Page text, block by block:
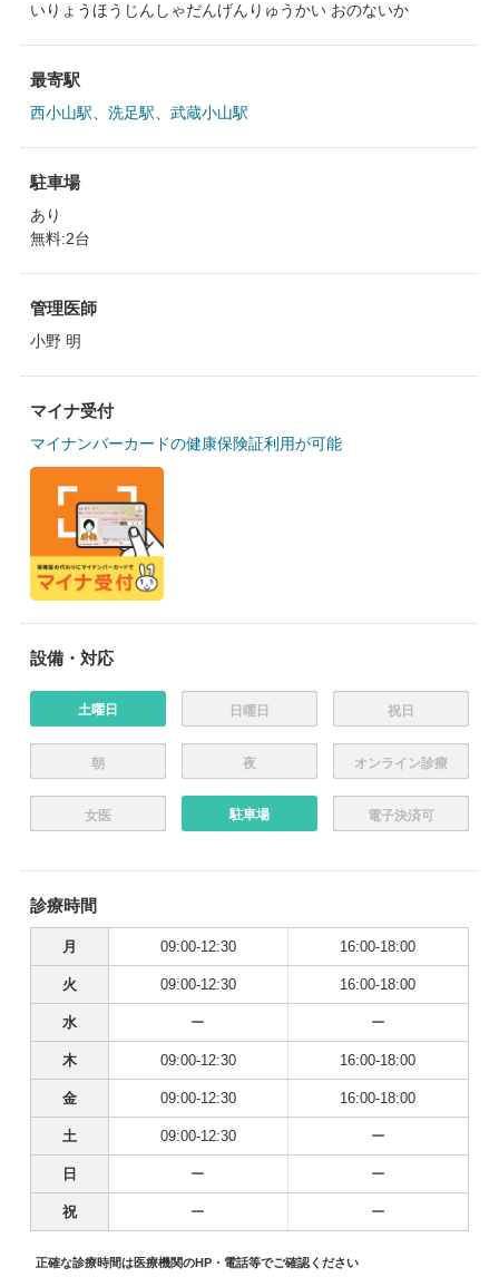
いりょうほうじんしゃだんげんりゅうかい おのないか
最寄駅
西小山駅 洗足駅 武蔵小山駅
駐車場
あり
無料:2台
管理医師
小野 明
マイナ受付
マイナンバーカードの健康保険証利用が可能
設備・対応
土曜日 日曜日 祝日
朝 夜 オンライン診療
女医 駐車場 電子決済可
診療時間
月 09:00-12:30 16:00-18:00
火 09:00-12:30 16:00-18:00
水 ー ー
木 09:00-12:30 16:00-18:00
金 09:00-12:30 16:00-18:00
土 09:00-12:30 ー
日 ー ー
祝 ー ー
正確な診療時間は医療機関のHP・電話等でご確認ください